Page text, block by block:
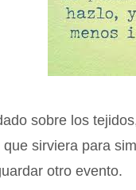
sobre los
sirviera para
otro evento.